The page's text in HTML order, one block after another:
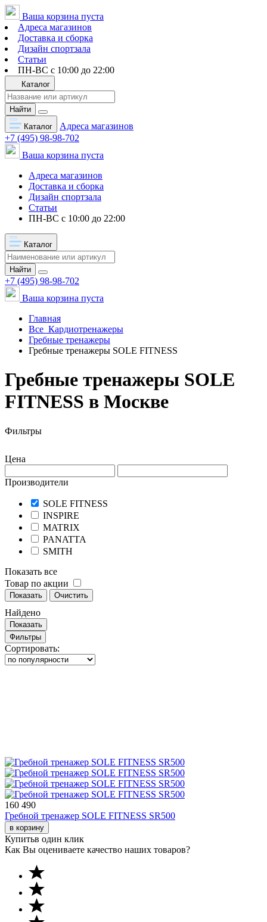
Ваша корзина пуста
Адреса магазинов
Доставка и сборка
Дизайн спортзала
Статьи
ПН-ВС с 10:00 до 22:00
Каталог
Найти
Каталог
Адреса магазинов
+7 (495) 98-98-702
Ваша корзина пуста
Адреса магазинов
Доставка и сборка
Дизайн спортзала
Статьи
ПН-ВС с 10:00 до 22:00
Каталог
Найти
+7 (495) 98-98-702
Ваша корзина пуста
Главная
Все Кардиотренажеры
Гребные тренажеры
Гребные тренажеры SOLE FITNESS
Гребные тренажеры SOLE
FITNESS в Москве
Фильтры
Цена
Производители
SOLE FITNESS
INSPIRE
MATRIX
PANATTA
SMITH
Показать все
Товар по акции
Показать Очистить
Найдено
Показать
Фильтры
Сортировать:
160 490
Гребной тренажер SOLE FITNESS SR500
в корзину
Купитьв один клик
Как Вы оцениваете качество наших товаров?